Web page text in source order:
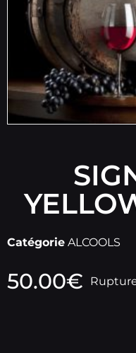
Catégorie ALCOOLS
50.00€